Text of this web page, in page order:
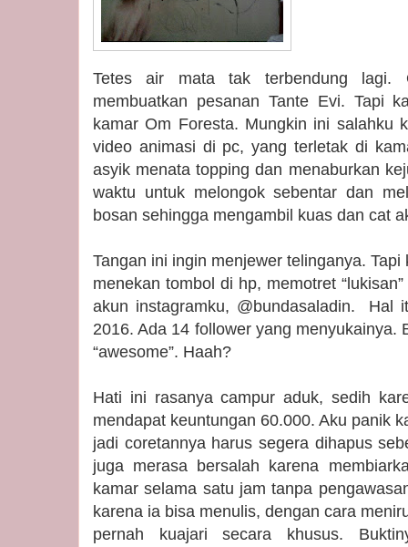
Tetes air mata tak terbendung lagi.
membuatkan pesanan Tante Evi. Tapi
kamar Om Foresta. Mungkin ini salahku
video animasi di pc, yang terletak di
asyik menata topping dan menaburkan
waktu untuk melongok sebentar dan
bosan sehingga mengambil kuas dan cat
Tangan ini ingin menjewer telinganya.
menekan tombol di hp, memotret
akun instagramku, @bundasaladin. Hal
2016. Ada 14 follower yang menyukainya.
“awesome”. Haah?
Hati ini rasanya campur aduk, sedih
mendapat keuntungan 60.000. Aku panik
jadi coretannya harus segera dihapus
juga merasa bersalah karena
kamar selama satu jam tanpa
karena ia bisa menulis, dengan cara
pernah kuajari secara khusus.